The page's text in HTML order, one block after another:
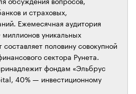
и страховых,
Ежемесячная аудитория
уникальных
составляет половину совокупной
сектора Рунета.
фондам «Эльбрус
40% — инвестиционному